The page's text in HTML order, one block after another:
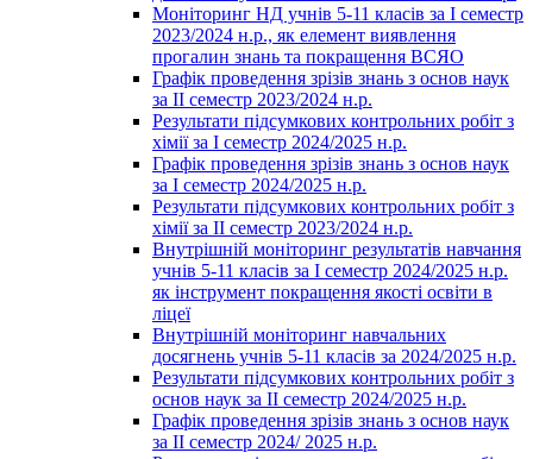
Моніторинг НД учнів 5-11 класів за І семестр
2023/2024 н.р., як елемент виявлення
прогалин знань та покращення ВСЯО
Графік проведення зрізів знань з основ наук
за ІІ семестр 2023/2024 н.р.
Результати підсумкових контрольних робіт з
хімії за І семестр 2024/2025 н.р.
Графік проведення зрізів знань з основ наук
за І семестр 2024/2025 н.р.
Результати підсумкових контрольних робіт з
хімії за ІІ семестр 2023/2024 н.р.
Внутрішній моніторинг результатів навчання
учнів 5-11 класів за І семестр 2024/2025 н.р.
як інструмент покращення якості освіти в
ліцеї
Внутрішній моніторинг навчальних
досягнень учнів 5-11 класів за 2024/2025 н.р.
Результати підсумкових контрольних робіт з
основ наук за ІІ семестр 2024/2025 н.р.
Графік проведення зрізів знань з основ наук
за ІІ семестр 2024/ 2025 н.р.